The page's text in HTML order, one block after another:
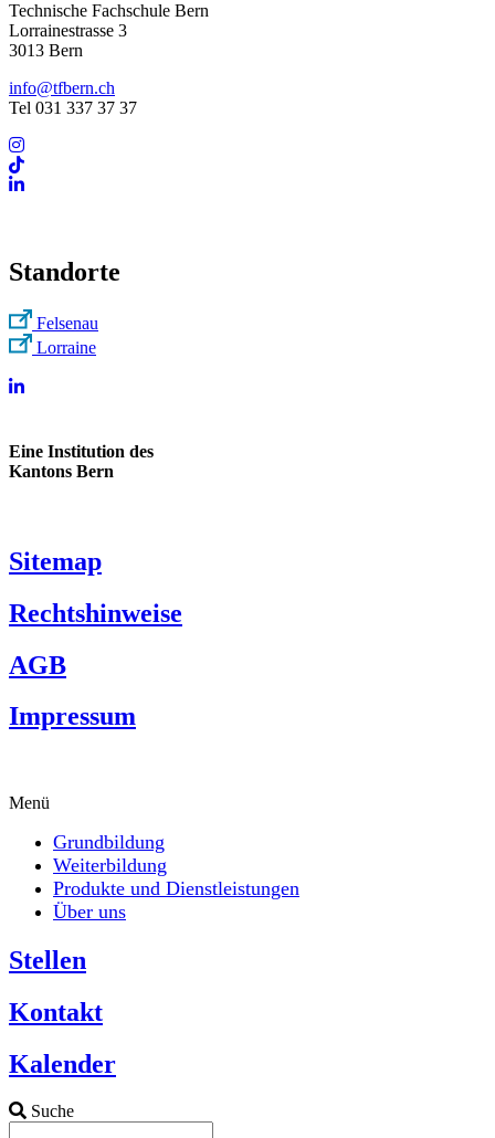
Technische Fachschule Bern
Lorrainestrasse 3
3013 Bern
info@tfbern.ch
Tel 031 337 37 37
Standorte
Felsenau
Lorraine
Eine Institution des
Kantons Bern
Sitemap
Rechtshinweise
AGB
Impressum
Menü
Grundbildung
Weiterbildung
Produkte und Dienstleistungen
Über uns
Stellen
Kontakt
Kalender
Suche